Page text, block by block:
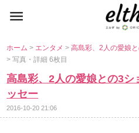
ホーム> エンタメ>高島彩、2人の愛娘
> 写真・詳細 6枚目
高島彩、2人の愛娘との3
ッセー
2016-10-20 21:06